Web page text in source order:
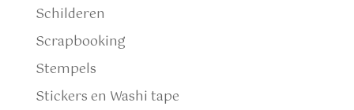
Schilderen
Scrapbooking
Stempels
Stickers en Washi tape